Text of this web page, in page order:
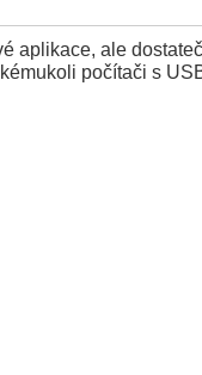
aplikace, ale
počítači s